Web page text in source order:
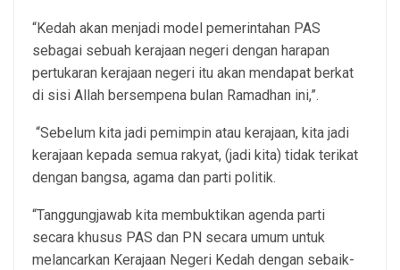
“Kedah akan menjadi model pemerintahan PAS
sebagai sebuah kerajaan negeri dengan harapan
pertukaran kerajaan negeri itu akan mendapat berkat
di sisi Allah bersempena bulan Ramadhan ini,”.
“Sebelum kita jadi pemimpin atau kerajaan, kita jadi
kerajaan kepada semua rakyat, (jadi kita) tidak terikat
dengan bangsa, agama dan parti politik.
“Tanggungjawab kita membuktikan agenda parti
secara khusus PAS dan PN secara umum untuk
melancarkan Kerajaan Negeri Kedah dengan sebaik-